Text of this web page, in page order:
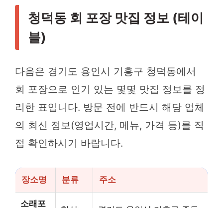
청덕동 회 포장 맛집 정보 (테이
블)
다음은 경기도 용인시 기흥구 청덕동에서
회 포장으로 인기 있는 몇몇 맛집 정보를 정
리한 표입니다. 방문 전에 반드시 해당 업체
의 최신 정보(영업시간, 메뉴, 가격 등)를 직
접 확인하시기 바랍니다.
장소명 분류 주소
소래포